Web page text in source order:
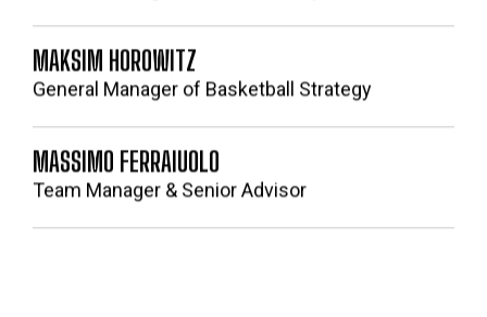
MAKSIM HOROWITZ
General Manager of Basketball Strategy
MASSIMO FERRAIUOLO
Team Manager & Senior Advisor